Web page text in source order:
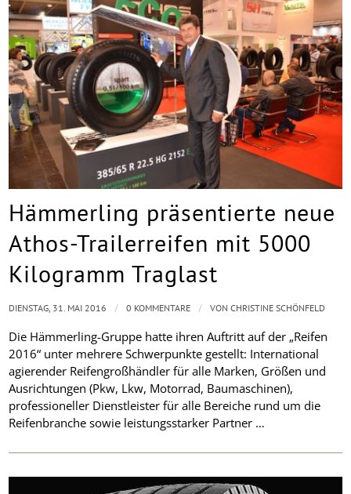
Hämmerling präsentierte neue
Athos-Trailerreifen mit 5000
Kilogramm Traglast
Die Hämmerling-Gruppe hatte ihren Auftritt auf der „Reifen
2016“ unter mehrere Schwerpunkte gestellt: International
agierender Reifengroßhändler für alle Marken, Größen und
Ausrichtungen (Pkw, Lkw, Motorrad, Baumaschinen),
professioneller Dienstleister für alle Bereiche rund um die
Reifenbranche sowie leistungsstarker Partner …
DIENSTAG, 31. MAI 2016 / 0 KOMMENTARE / VONCHRISTINE SCHÖNFELD